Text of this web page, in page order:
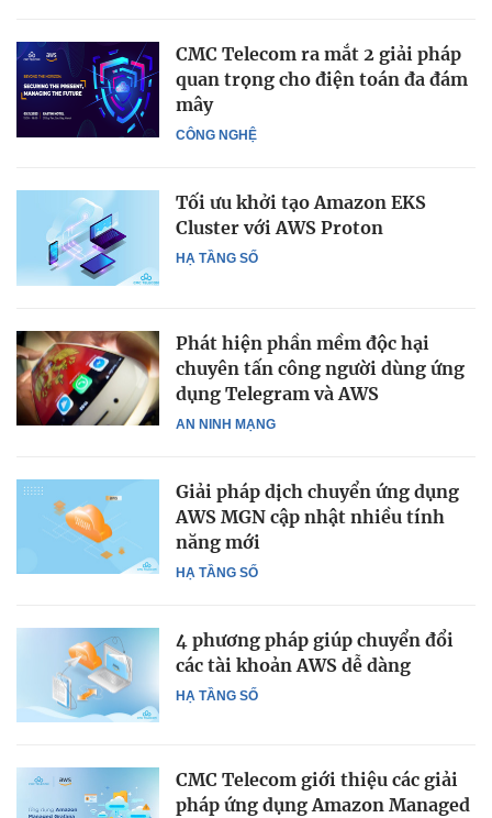
CÔNG NGHỆ
CMC Telecom ra mắt 2 giải pháp
quan trọng cho điện toán đa đám
mây
HẠ TẦNG SỐ
Tối ưu khởi tạo Amazon EKS
Cluster với AWS Proton
AN NINH MẠNG
Phát hiện phần mềm độc hại
chuyên tấn công người dùng ứng
dụng Telegram và AWS
HẠ TẦNG SỐ
Giải pháp dịch chuyển ứng dụng
AWS MGN cập nhật nhiều tính
năng mới
HẠ TẦNG SỐ
4 phương pháp giúp chuyển đổi
các tài khoản AWS dễ dàng
CMC Telecom giới thiệu các giải
pháp ứng dụng Amazon Managed